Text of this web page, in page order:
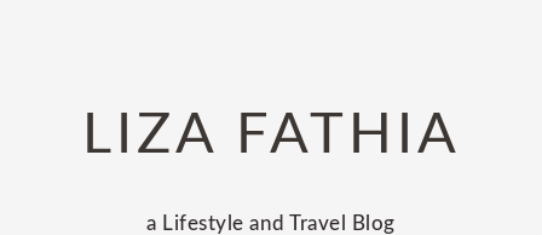
navigationLIZA FATHIA
a Lifestyle and Travel Blog